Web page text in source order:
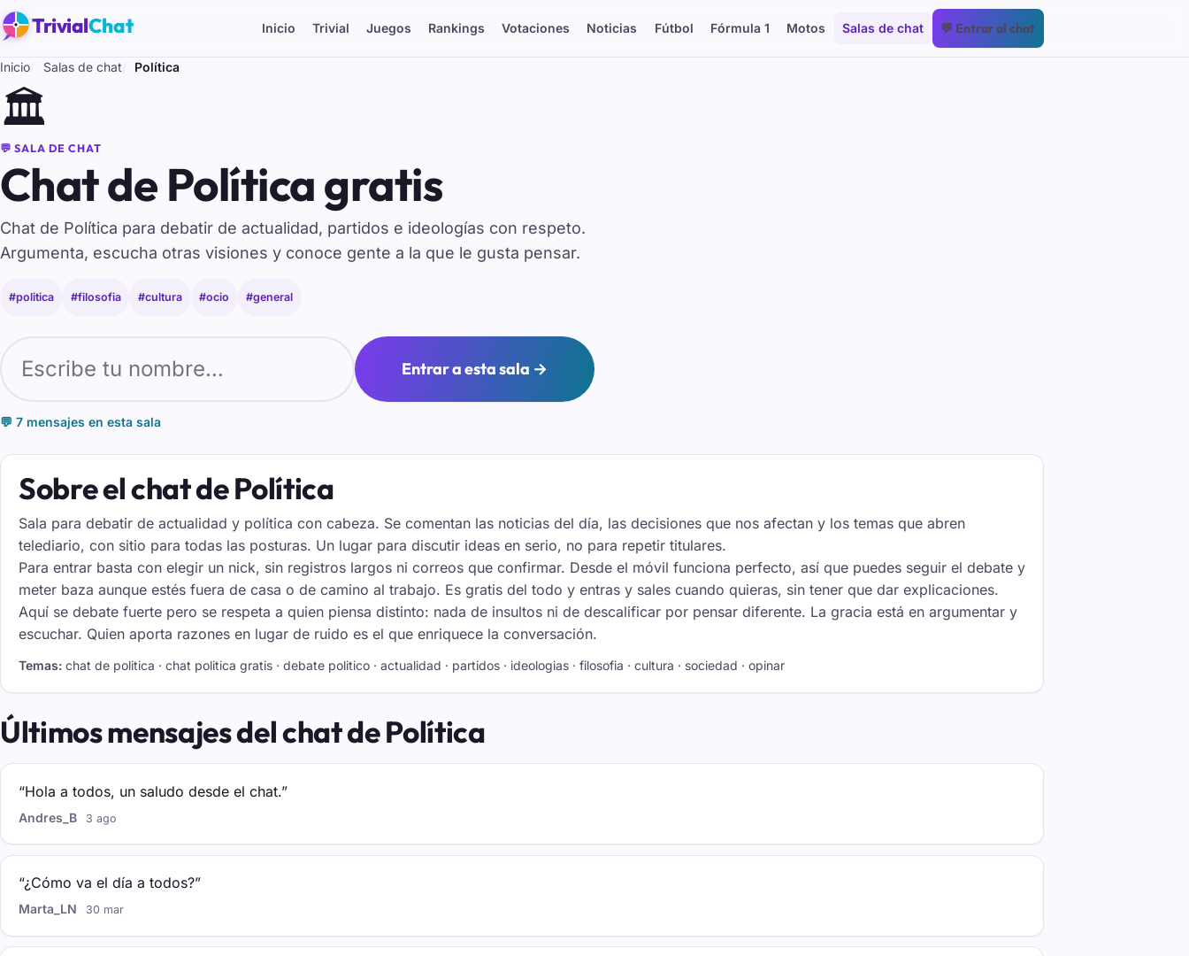
TrivialChat Inicio Trivial Juegos Rankings Votaciones Noticias Fútbol Fórmula 1 Motos Salas de chat 💬 Entrar al chat
Inicio Salas de chat Política
🏛️
💬 SALA DE CHAT
Chat de Política gratis
Chat de Política para debatir de actualidad, partidos e ideologías con respeto.
Argumenta, escucha otras visiones y conoce gente a la que le gusta pensar.
#politica #filosofia #cultura #ocio #general
Entrar a esta sala →
💬 7 mensajes en esta sala
Sobre el chat de Política
Sala para debatir de actualidad y política con cabeza. Se comentan las noticias del día, las decisiones que nos afectan y los temas que abren
telediario, con sitio para todas las posturas. Un lugar para discutir ideas en serio, no para repetir titulares.
Para entrar basta con elegir un nick, sin registros largos ni correos que confirmar. Desde el móvil funciona perfecto, así que puedes seguir el debate y
meter baza aunque estés fuera de casa o de camino al trabajo. Es gratis del todo y entras y sales cuando quieras, sin tener que dar explicaciones.
Aquí se debate fuerte pero se respeta a quien piensa distinto: nada de insultos ni de descalificar por pensar diferente. La gracia está en argumentar y
escuchar. Quien aporta razones en lugar de ruido es el que enriquece la conversación.
Temas: chat de politica · chat politica gratis · debate politico · actualidad · partidos · ideologias · filosofia · cultura · sociedad · opinar
Últimos mensajes del chat de Política
“Hola a todos, un saludo desde el chat.”
Andres_B 3 ago
“¿Cómo va el día a todos?”
Marta_LN 30 mar